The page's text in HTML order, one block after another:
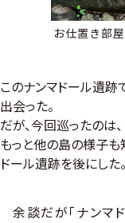
お仕置き部
このナンマドール遺
出会った。
だが、今回巡ったのは
もっと他の島の様子も
ドール遺跡を後にした。
余談だが「ナンマ